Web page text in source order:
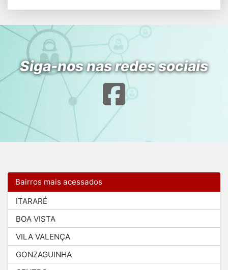
Siga-nos nas redes sociais
Bairros mais acessados
ITARARÉ
BOA VISTA
VILA VALENÇA
GONZAGUINHA